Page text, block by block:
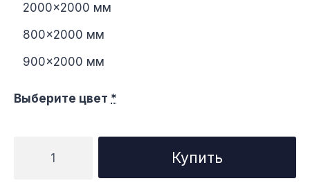
2000×2000 мм
800×2000 мм
900×2000 мм
Выберите цвет *
товара
Купить